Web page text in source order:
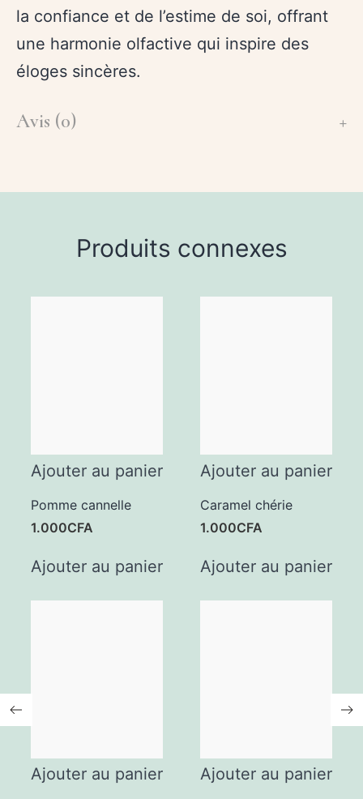
la confiance et de l’estime de soi, offrant
une harmonie olfactive qui inspire des
éloges sincères.
Avis (0)
Produits connexes
Ajouter au panier
Pomme cannelle
1.000CFA
Ajouter au panier
Ajouter au panier
Caramel chérie
1.000CFA
Ajouter au panier
Ajouter au panier Ajouter au panier